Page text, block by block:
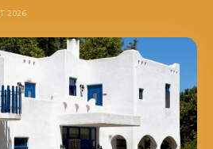
2026